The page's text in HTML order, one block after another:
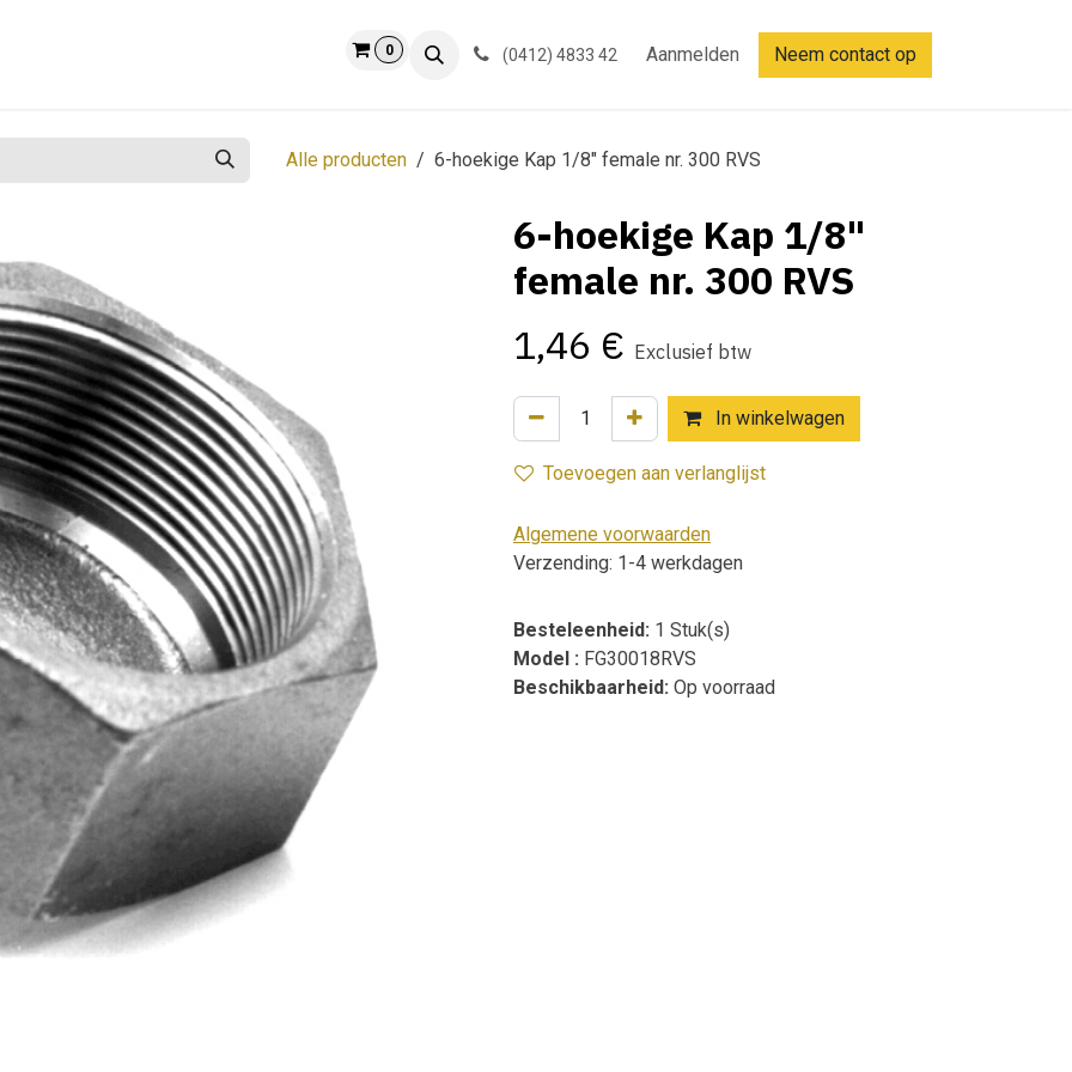
0 (0412) 4833 42 Aanmelden Neem contact op
Alle producten 6-hoekige Kap 1/8" female nr. 300 RVS
6-hoekige Kap 1/8"
female nr. 300 RVS
1,46 € Exclusief btw
In winkelwagen
Toevoegen aan verlanglijst
Algemene voorwaarden
Verzending: 1-4 werkdagen
Besteleenheid: 1 Stuk(s)
Model : FG30018RVS
Beschikbaarheid: Op voorraad